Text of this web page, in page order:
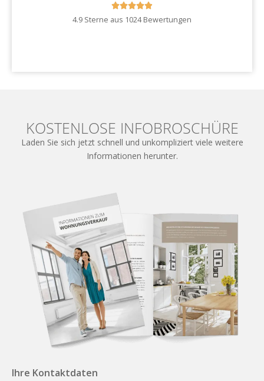

4.9 Sterne aus 1024 Bewertungen
KOSTENLOSE INFOBROSCHÜRE
Laden Sie sich jetzt schnell und unkompliziert viele weitere
Informationen herunter.
Ihre Kontaktdaten